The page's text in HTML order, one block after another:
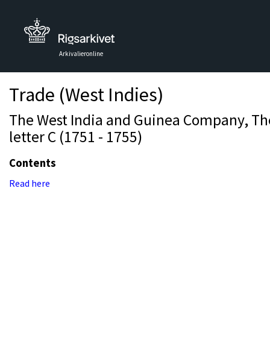
Arkivalieronline
Trade (West Indies)
The West India and Guinea Company,
letter C (1751 - 1755)
Contents
Read here